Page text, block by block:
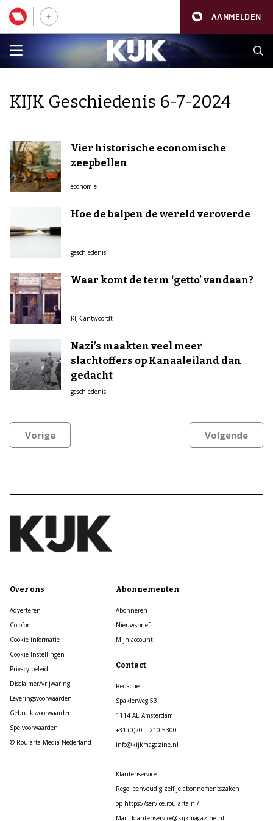
AANMELDEN
KIJK Geschiedenis 6-7-2024
Vier historische economische
zeepbellen
economie
Hoe de balpen de wereld veroverde
geschiedenis
Waar komt de term ‘getto’ vandaan?
KIJK antwoordt
Nazi’s maakten veel meer
slachtoffers op Kanaaleiland dan
gedacht
geschiedenis
Vorige Volgende
Over ons
Adverteren
Colofon
Cookie informatie
Cookie Instellingen
Privacy beleid
Disclaimer/vrijwaring
Leveringsvoorwaarden
Gebruiksvoorwaarden
Spelvoorwaarden
© Roularta Media Nederland
Abonnementen
Abonneren
Nieuwsbrief
Mijn account
Contact
Redactie
Spaklerweg 53
1114 AE Amsterdam
+31 (0)20 – 210 5300
info@kijkmagazine.nl
Klantenservice
Regel eenvoudig zelf je abonnementszaken
op https://service.roularta.nl/
Mail: klantenservice@kijkmagazine.nl